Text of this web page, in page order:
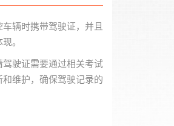
辆时携带驾驶证，并且
。
驶证需要通过相关考试
维护，确保驾驶记录的